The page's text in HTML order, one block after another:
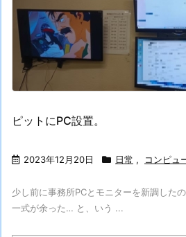
ピットにPC設置。
2023年12月20日 日常 , コンピュ
少し前に事務所PCとモニターを新調した
一式が余った… と、いう ...